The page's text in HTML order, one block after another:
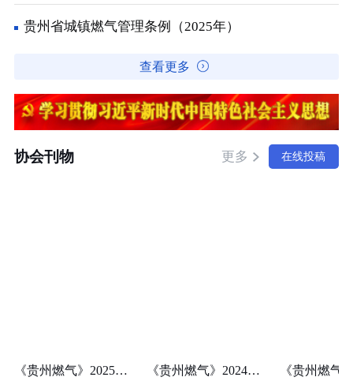
贵州省城镇燃气管理条例（2025年）
查看更多
协会刊物 更多 在线投稿
《贵州燃气》2025年第一期（总第101期） 《贵州燃气》2024年第四期（总第100期）